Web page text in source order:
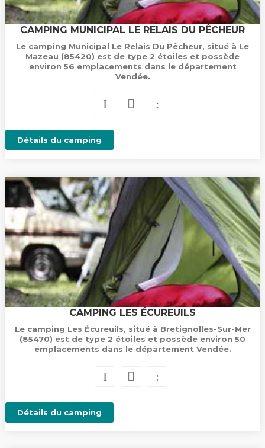
CAMPING MUNICIPAL LE RELAIS DU PÊCHEUR
Le camping Municipal Le Relais Du Pêcheur, situé à Le
Mazeau (85420) est de type 2 étoiles et possède
environ 56 emplacements dans le département
Vendée.
Détails du camping
CAMPING LES ÉCUREUILS
Le camping Les Écureuils, situé à Bretignolles-Sur-Mer
(85470) est de type 2 étoiles et possède environ 50
emplacements dans le département Vendée.
Détails du camping